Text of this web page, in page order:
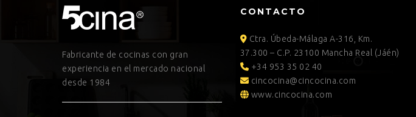
Fabricante de cocinas con gran
experiencia en el mercado nacional
desde 1984
CONTACTO
Ctra. Úbeda-Málaga A-316, Km.
37.300 – C.P. 23100 Mancha Real (Jáén)
+34 953 35 02 40
cincocina@cincocina.com
www.cincocina.com